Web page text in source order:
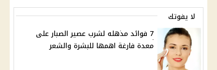
لا يفوتك
7 فوائد مذهله لشرب عصير الصبار على
معدة فارغة اهمها للبشرة والشعر